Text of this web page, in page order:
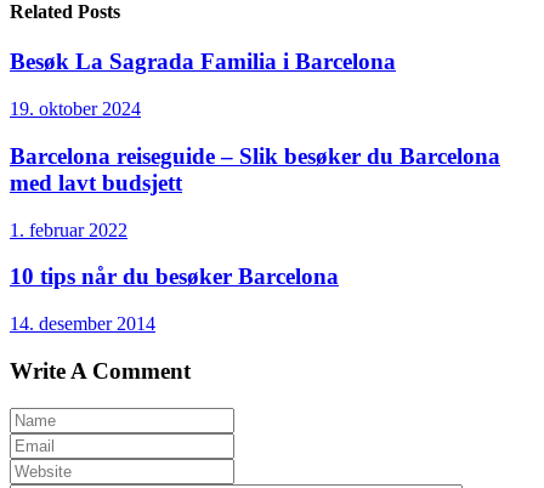
Related Posts
Besøk La Sagrada Familia i Barcelona
19. oktober 2024
Barcelona reiseguide – Slik besøker du Barcelona
med lavt budsjett
1. februar 2022
10 tips når du besøker Barcelona
14. desember 2014
Write A Comment